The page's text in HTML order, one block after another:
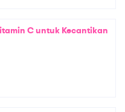
C untuk Kecantikan